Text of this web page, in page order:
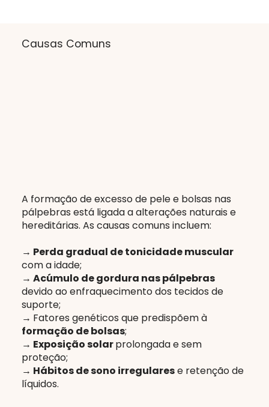
Causas Comuns
A formação de excesso de pele e bolsas nas
pálpebras está ligada a alterações naturais e
hereditárias. As causas comuns incluem:
→ Perda gradual de tonicidade muscular
com a idade;
→ Acúmulo de gordura nas pálpebras
devido ao enfraquecimento dos tecidos de
suporte;
→ Fatores genéticos que predispõem à
formação de bolsas;
→ Exposição solarprolongada e sem
proteção;
→ Hábitos de sono irregularese retenção de
líquidos.